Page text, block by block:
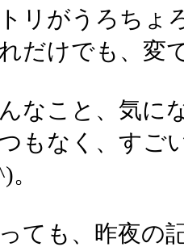
リがうろちょ
だけでも、変
なこと、気に
もなく、すご
ても、昨夜の